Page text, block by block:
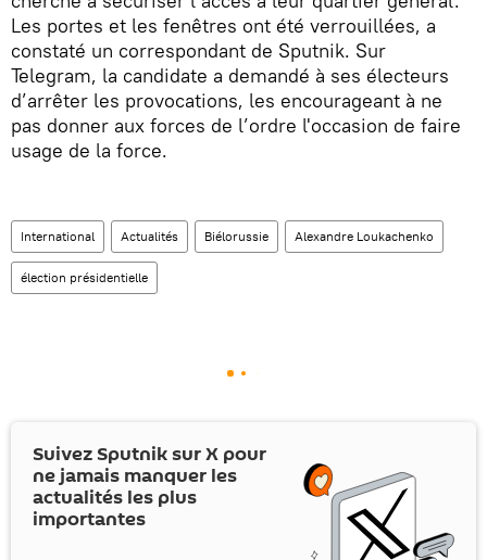
Les portes et les fenêtres ont été verrouillées, a
constaté un correspondant de Sputnik. Sur
Telegram, la candidate a demandé à ses électeurs
d’arrêter les provocations, les encourageant à ne
pas donner aux forces de l’ordre l'occasion de faire
usage de la force.
International Actualités Biélorussie Alexandre Loukachenko
élection présidentielle
Suivez Sputnik surX pour
ne jamais manquer les
actualités les plus
importantes